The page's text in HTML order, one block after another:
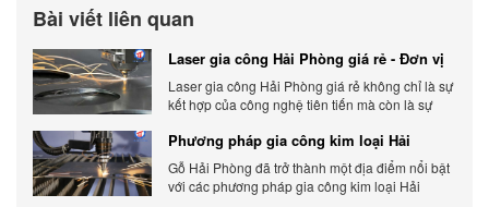
Bài viết liên quan
Laser gia công Hải Phòng giá rẻ - Đơn vị
gia công báo giá chính xác
Laser gia công Hải Phòng giá rẻ không chỉ là sự
kết hợp của công nghệ tiên tiến mà còn là sự
khách hàng. Xem ngay nhé.
Phương pháp gia công kim loại Hải
Phòng phổ biến hiện nay
Gỗ Hải Phòng đã trở thành một địa điểm nổi bật
với các phương pháp gia công kim loại Hải